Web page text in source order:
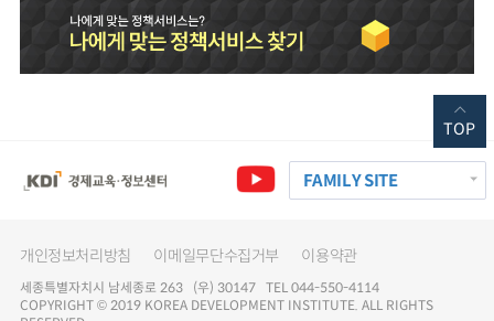
FAMILY SITE
개인정보처리방침 이메일무단수집거부 이용약관
세종특별자치시 남세종로 263 (우) 30147 TEL 044-550-4114
COPYRIGHT © 2019 KOREA DEVELOPMENT INSTITUTE. ALL RIGHTS
TOP